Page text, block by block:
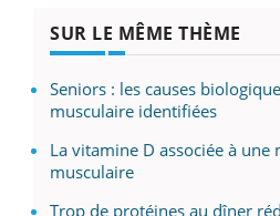
SUR LE MÊME THÈME
Seniors : les causes
musculaire identifiées
La vitamine D associée à une
musculaire
Trop de protéines au dîner